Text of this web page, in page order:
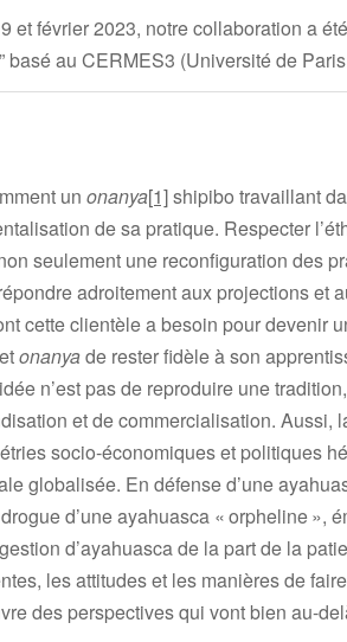
et février 2023, notre collaboration a
basé au CERMES3 (Université de
un onanya[1]shipibo travaillant
de sa pratique. Respecter
seulement une reconfiguration des
adroitement aux projections et
cette clientèle a besoin pour devenir
onanyade rester fidèle à son
n’est pas de reproduire une
et de commercialisation. Aussi,
socio-économiques et politiques
globalisée. En défense d’une
d’une ayahuasca « orpheline »,
d’ayahuasca de la part de la
les attitudes et les manières de
des perspectives qui vont bien au-